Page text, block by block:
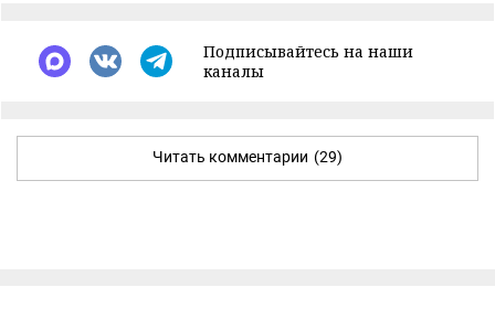
Подписывайтесь на наши
каналы
Читать комментарии (29)